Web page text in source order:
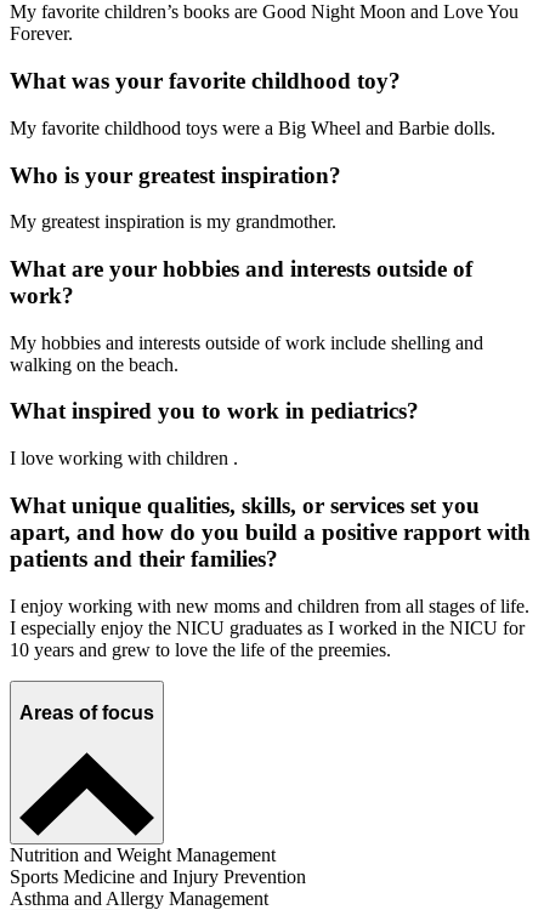
My favorite children’s books are Good Night Moon and Love You
Forever.
What was your favorite childhood toy?
My favorite childhood toys were a Big Wheel and Barbie dolls.
Who is your greatest inspiration?
My greatest inspiration is my grandmother.
What are your hobbies and interests outside of
work?
My hobbies and interests outside of work include shelling and
walking on the beach.
What inspired you to work in pediatrics?
I love working with children .
What unique qualities, skills, or services set you
apart, and how do you build a positive rapport with
patients and their families?
I enjoy working with new moms and children from all stages of life.
I especially enjoy the NICU graduates as I worked in the NICU for
10 years and grew to love the life of the preemies.
Areas of focus
Nutrition and Weight Management
Sports Medicine and Injury Prevention
Asthma and Allergy Management